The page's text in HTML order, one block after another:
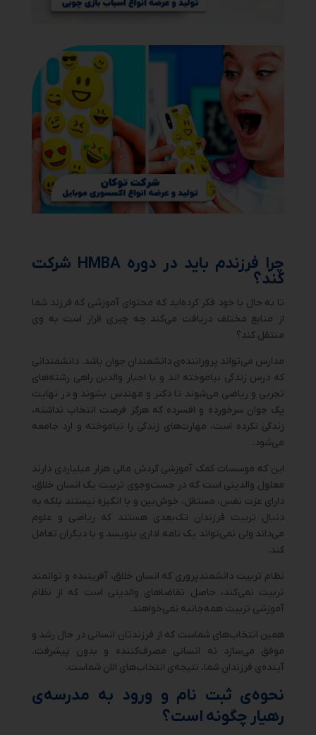
چرا فرزندم باید در دوره HMBA شرکت
کند؟
تا به حال با خود فکر کرده‌اید که محتوای آموزشی که فرزند شما
از منابع مختلف دریافت می‌کند چه چیزی قرار است به وی
منتقل کند؟
مدارس می‌تواند پروراننده‌ی دانشمندان جوان باشد. دانشمندانی
که درس زندگی نیاموخته ‌اند و با اجبار والدین راهی رشته‌های
تجربی و ریاضی می‌شوند تا دکتر و مهندس بشوند و در نهایت
یک جوان سرخورده و افسرده که هرگز فرصت انتخاب نداشته،
زندگی نکرده است، مهارت‌های زندگی را نیاموخته و ارد جامعه
می‌شود.
این که موسسات کمک آموزشی گردش مالی هزار میلیاردی دارند
معلول والدینی است که در جست‌و‌جوی تربیت یک انسان خلاق،
دارای عزت نفس، مستقل، خوش‌بین و با انگیزه نیستند بلکه به
دنبال تربیت فرزندان تک‌بعدی هستند که ریاضی و علوم
می‌داند ولی نمی‌تواند یک نامه اداری بنویسد و با دیگران تعامل
کند.
نظام تربیت دانشمندپروری که انسان خلاق، آفریننده و توانمند
تربیت نمی‌کند، حاصل تقاضاهای والدینی است که از نظام
آموزشی تربیت همه‌جانبه نمی‌خواهند.
همین انتخاب‌های شماست که از فرزندتان انسانی در حال رشد و
موفق می‌سازد نه انسانی مصرف‌کننده و بدون پیشرفت.
آینده‌ی فرزندان شما، نتیجه‌ی انتخاب‌های الان شماست.
نحوه‌ی ثبت نام و ورود به مدرسه‌ی
رهیار چگونه است؟